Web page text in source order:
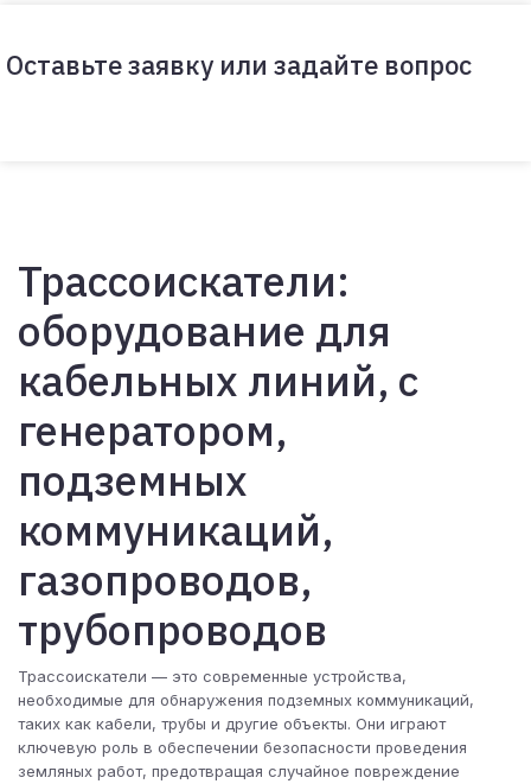
Оставьте заявку или задайте вопрос
Трассоискатели:
оборудование для
кабельных линий, с
генератором,
подземных
коммуникаций,
газопроводов,
трубопроводов
Трассоискатели — это современные устройства,
необходимые для обнаружения подземных коммуникаций,
таких как кабели, трубы и другие объекты. Они играют
ключевую роль в обеспечении безопасности проведения
земляных работ, предотвращая случайное повреждение